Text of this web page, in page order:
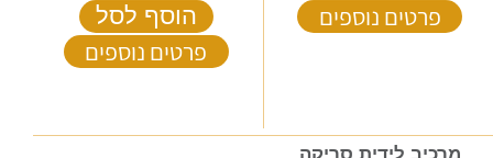
פרטים נוספים הוסף לסל
פרטים נוספים